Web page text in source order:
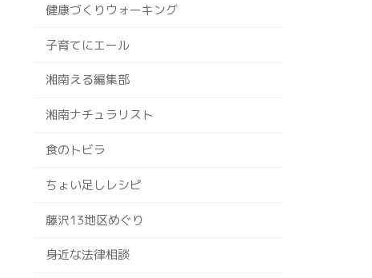
健康づくりウォーキング
子育てにエール
湘南える編集部
湘南ナチュラリスト
食のトビラ
ちょい足しレシピ
藤沢13地区めぐり
身近な法律相談